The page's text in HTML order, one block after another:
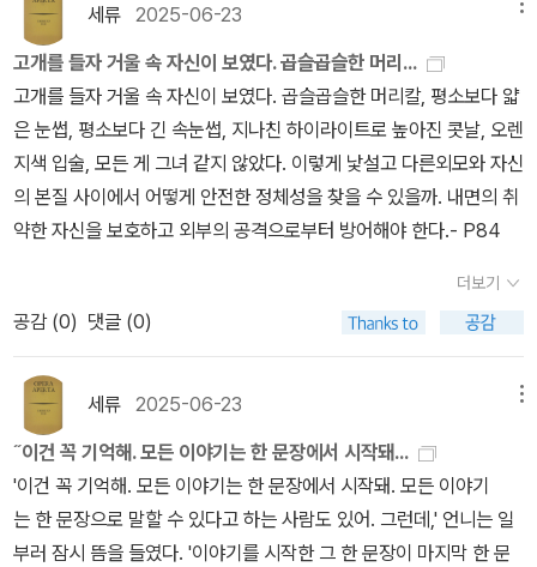
않을까봐. 원래 성격이 이렇다. 첫 공연이 끝나자 평소 황청과 황청의
연기를 시답지 않게 보던 단장조차 “오늘은 황청의 무대였어.”라고
촌평을 했을 정도의 성공. 황첸도 무대 위의 동생을 보니 내면에서 뭔
가 넓게 퍼져 나가는 듯한 모습이었고, 이제는 동생의 삶에 개입할 자
격도 이유도 없다는 느낌이 들었다. 그저 관객으로 존재하기만 하면
되리라고. 근데 그게 쉬워? 12살 차이나는 동생, 그것도 어려서부터
자기한테 기대고 어리광도 부리고, 그러던 아이한테. 이 무렵 황첸은
고, 인공수정을 통해 아이를 낳으려고 애도 쓰고, 한 여자 아이를 입양
한 후 캉의 시민권이 있는 미국에 가서 살다가 다시 타이완으로 돌아
온다. 이후 황청이 미인대회 2등상을 타고, 타이완에서 제일 유명한
기획사에 들어가 영화 조역을 따지만 대가로 영화감독의 손을 타게
된다. 당연히 황청만 모르는 지저분한 소문도 다 났겠지. 그리하여 결
정한 것이 연기력을 확장하기 위해 연극의 본거지, 셰익스피어의 고
장 영국으로 유학을 떠나는 거였다. 이게 등구운의 이력과 매치되는
부분이다. 여태 히트작 하나 없는 등구운이 무슨 돈으로 영국유학?
엄마 같은 언니 황첸과 부처님 가운데 토막 같은 부자 형부 캉이 뒤에
세류 2025-06-23
고개를 들자 거울 속 자신이 보였다. 곱슬곱슬한 머리...
고개를 들자 거울 속 자신이 보였다. 곱슬곱슬한 머리칼, 평소보다 얇
은 눈썹, 평소보다 긴 속눈썹, 지나친 하이라이트로 높아진 콧날, 오렌
지색 입술, 모든 게 그녀 같지 않았다. 이렇게 낯설고 다른외모와 자신
의 본질 사이에서 어떻게 안전한 정체성을 찾을 수 있을까. 내면의 취
약한 자신을 보호하고 외부의 공격으로부터 방어해야 한다.- P84
더보기
공감 (0) 댓글 (0)
세류 2025-06-23
˝이건 꼭 기억해. 모든 이야기는 한 문장에서 시작돼...
'이건 꼭 기억해. 모든 이야기는 한 문장에서 시작돼. 모든 이야기
는 한 문장으로 말할 수 있다고 하는 사람도 있어. 그런데,' 언니는 일
부러 잠시 뜸을 들였다. '이야기를 시작한 그 한 문장이 마지막 한 문